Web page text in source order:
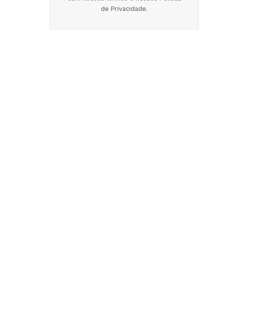
de Privacidade.